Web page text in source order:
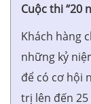
Cuộc thi “20
Khách hàng
những kỷ
để có cơ hội
trị lên đến